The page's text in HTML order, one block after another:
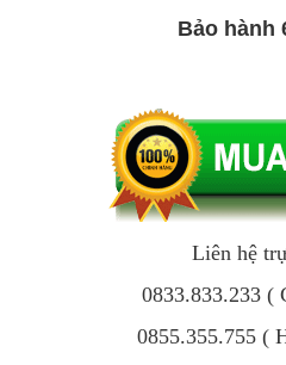
Bảo hành
Liên hệ
0833.833.233 (
0855.355.755 (